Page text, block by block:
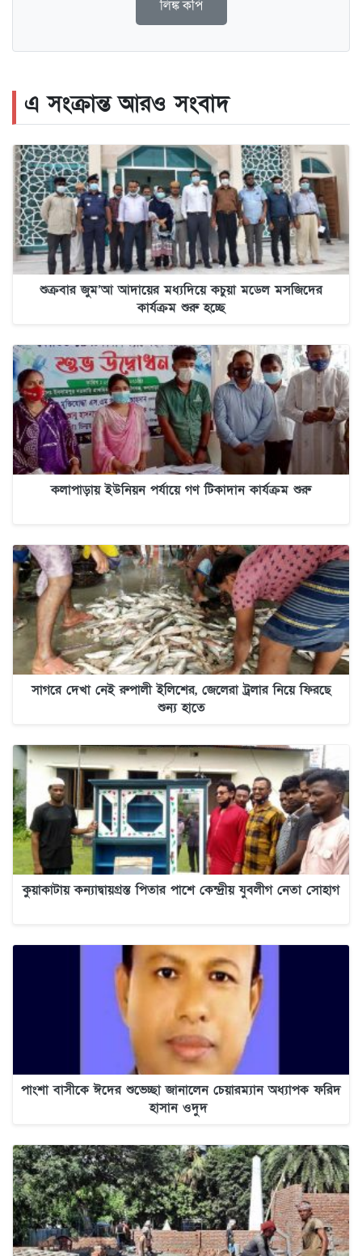
লিঙ্ক কপি
এ সংক্রান্ত আরও সংবাদ
শুক্রবার জুম’আ আদায়ের মধ্যদিয়ে কচুয়া মডেল মসজিদের
কার্যক্রম শুরু হচ্ছে
কলাপাড়ায় ইউনিয়ন পর্যায়ে গণ টিকাদান কার্যক্রম শুরু
সাগরে দেখা নেই রুপালী ইলিশের, জেলেরা ট্রলার নিয়ে ফিরছে
শুন্য হাতে
কুয়াকাটায় কন্যাদ্বায়গ্রস্ত পিতার পাশে কেন্দ্রীয় যুবলীগ নেতা সোহাগ
পাংশা বাসীকে ঈদের শুভেচ্ছা জানালেন চেয়ারম্যান অধ্যাপক ফরিদ
হাসান ওদুদ